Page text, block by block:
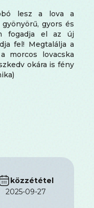
lesz a lova a
gyors és
fogadja el az új
fel! Megtalálja a
morcos lovacska
okára is fény
közzététel
2025-09-27